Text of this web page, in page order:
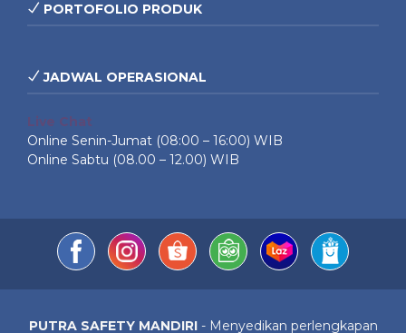
PORTOFOLIO PRODUK
JADWAL OPERASIONAL
Live Chat
Online Senin-Jumat (08:00 – 16:00) WIB
Online Sabtu (08.00 – 12.00) WIB
PUTRA SAFETY MANDIRI- Menyedikan perlengkapan